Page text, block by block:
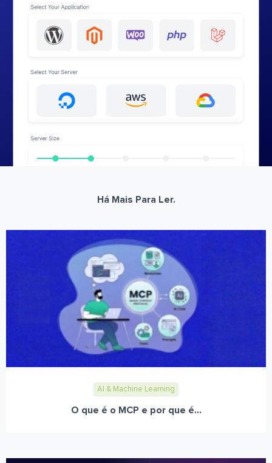
Há Mais Para Ler.
AI & Machine Learning
O que é o MCP e por que é...